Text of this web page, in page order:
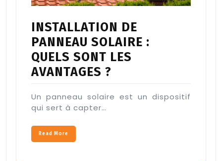
INSTALLATION DE
PANNEAU SOLAIRE :
QUELS SONT LES
AVANTAGES ?
Un panneau solaire est un dispositif
qui sert à capter…
Read More